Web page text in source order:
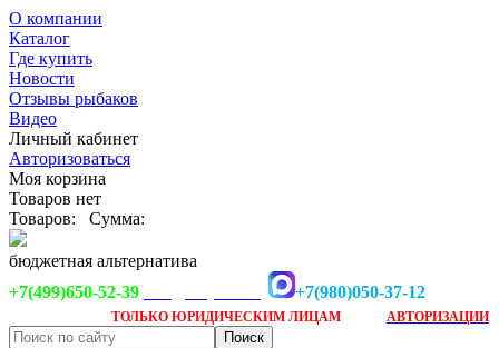
О компании
Каталог
Где купить
Новости
Отзывы рыбаков
Видео
Личный кабинет
Авторизоваться
Моя корзина
Товаров нет
Товаров:
Сумма:
бюджетная альтернатива
+7(499)650-52-39
+7(980)050-37-12
ТОЛЬКО ЮРИДИЧЕСКИМ ЛИЦАМ АВТОРИЗАЦИИ